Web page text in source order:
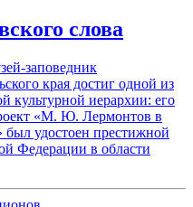
слова
заповедник
края достиг одной из
культурной иерархии: его
«М. Ю. Лермонтов в
был удостоен престижной
Федерации в области